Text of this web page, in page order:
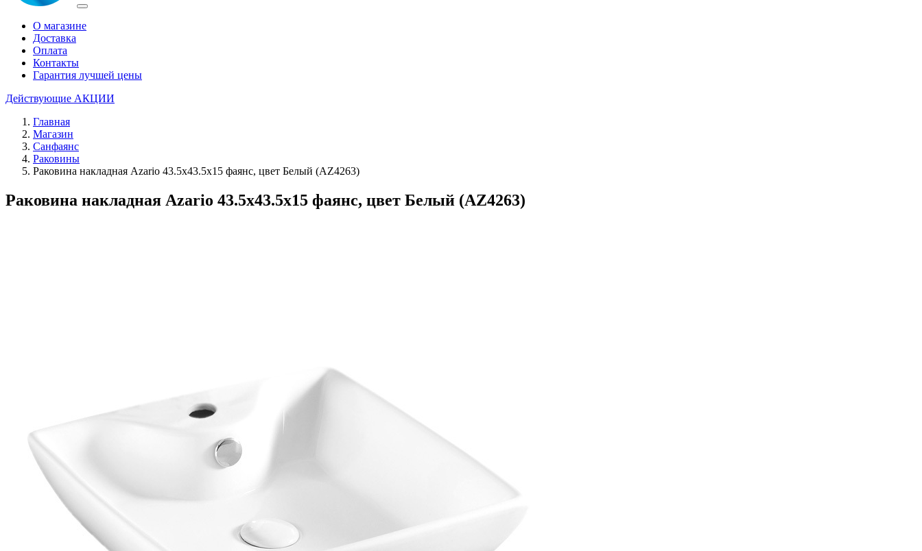
О магазине
Доставка
Оплата
Контакты
Гарантия лучшей цены
Действующие АКЦИИ
Главная
Магазин
Санфаянс
Раковины
Раковина накладная Azario 43.5х43.5х15 фаянс, цвет Белый (AZ4263)
Раковина накладная Azario 43.5х43.5х15 фаянс, цвет Белый (AZ4263)